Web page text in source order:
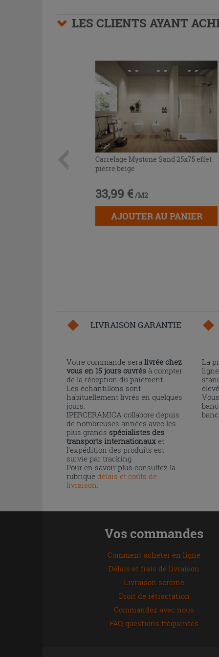
LES CLIENTS AYANT
Carrelage Mystone Sand 25x75 effet
pierre beige
33,99 € /M2
AJOUTER AU PANIER
LIVRAISON GARANTIE
Votre commande sera livrée chez
vous en 15 jours ouvrés à compter
de la réception du paiement.
Les échantillons sont
habituellement livrés en quelques
jours.
IPERCERAMICA collabore depuis
de nombreuses années avec les
plus grands spécialistes des
transports internationaux et
l'expédition des produits est
suivie par tracking.
Pour en savoir plus consultez la
rubrique délais et coûts de
livraison.
La
Vos commandes
Comment acheter en ligne
Délais et frais de livraison
Livraison sereine
Droit de rétractation
Commandez avec nous
FAQ questions fréquentes